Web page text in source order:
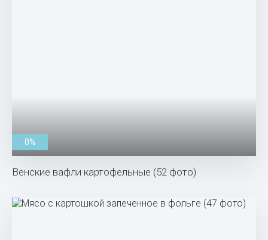
0%
Венские вафли картофельные (52 фото)